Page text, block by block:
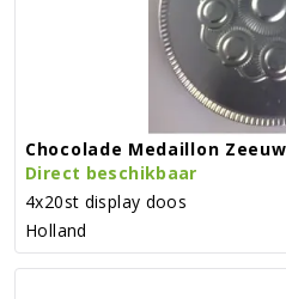
Chocolade Medaillon
Direct beschikbaar
4x20st display doos
Holland